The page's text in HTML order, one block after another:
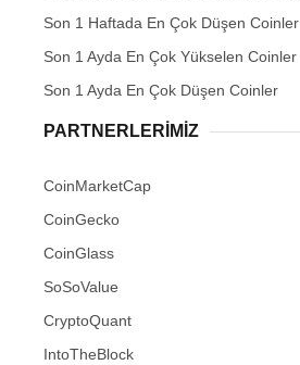
Son 1 Haftada En Çok Düşen Coinler
Son 1 Ayda En Çok Yükselen Coinler
Son 1 Ayda En Çok Düşen Coinler
PARTNERLERIMIZ
CoinMarketCap
CoinGecko
CoinGlass
SoSoValue
CryptoQuant
IntoTheBlock